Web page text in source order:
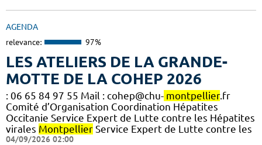
AGENDA
relevance: 97%
LES ATELIERS DE LA GRANDE-
MOTTE DE LA COHEP 2026
: 06 65 84 97 55 Mail : cohep@chu- montpellier.fr
Comité d’Organisation Coordination Hépatites
Occitanie Service Expert de Lutte contre les Hépatites
virales Montpellier Service Expert de Lutte contre les
04/09/2026 02:00